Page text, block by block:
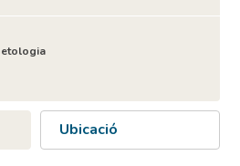
Ubicació